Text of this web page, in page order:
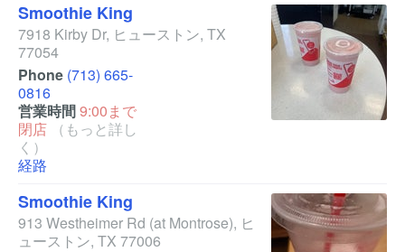
Smoothie King
7918 Kirby Dr, ヒューストン, TX
77054
Phone (713) 665-
0816
営業時間9:00まで
閉店
（もっと詳し
く）
経路
Smoothie King
913 Westheimer Rd (at Montrose), ヒ
ューストン, TX 77006